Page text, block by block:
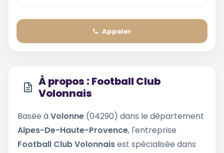
Appeler
À propos : Football Club
Volonnais
Basée àVolonne (04290) dans le département
Alpes-De-Haute-Provence, l'entreprise
Football Club Volonnaisest spécialisée dans